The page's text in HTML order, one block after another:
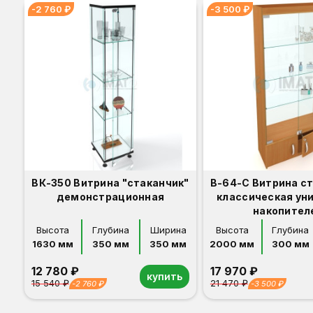
-2 760 ₽
ВК-350 Витрина "стаканчик"
демонстрационная
Высота
1630 мм
Глубина
350 мм
Ширина
350 мм
12 780 ₽
15 540 ₽ -2 760 ₽
купить
-3 500 ₽
В-64-С Витрина
классическая
Высота
2000 мм
Глубина
300 мм
17 970 ₽
21 470 ₽ -3 500 ₽